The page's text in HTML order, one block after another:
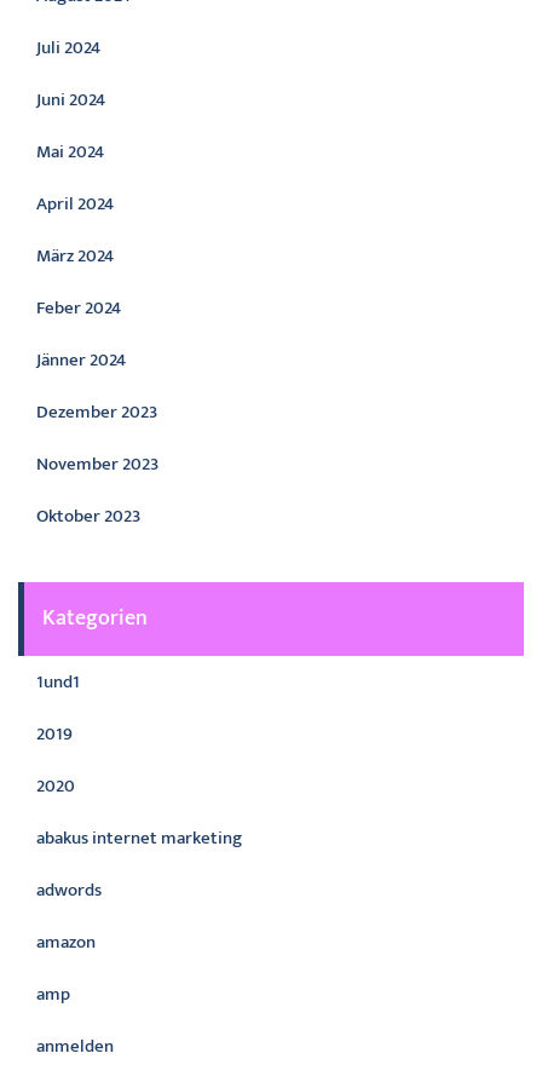
Juli 2024
Juni 2024
Mai 2024
April 2024
März 2024
Feber 2024
Jänner 2024
Dezember 2023
November 2023
Oktober 2023
Kategorien
1und1
2019
2020
abakus internet marketing
adwords
amazon
amp
anmelden